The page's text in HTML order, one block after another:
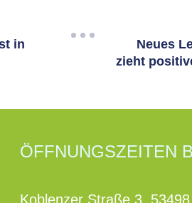
in
Neues
zieht
ÖFFNUNGSZEITEN
Koblenzer Straße 3,